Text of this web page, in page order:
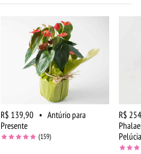
R$ 139,90 • Antúrio para
Presente
(159)
R$
Pelúcia